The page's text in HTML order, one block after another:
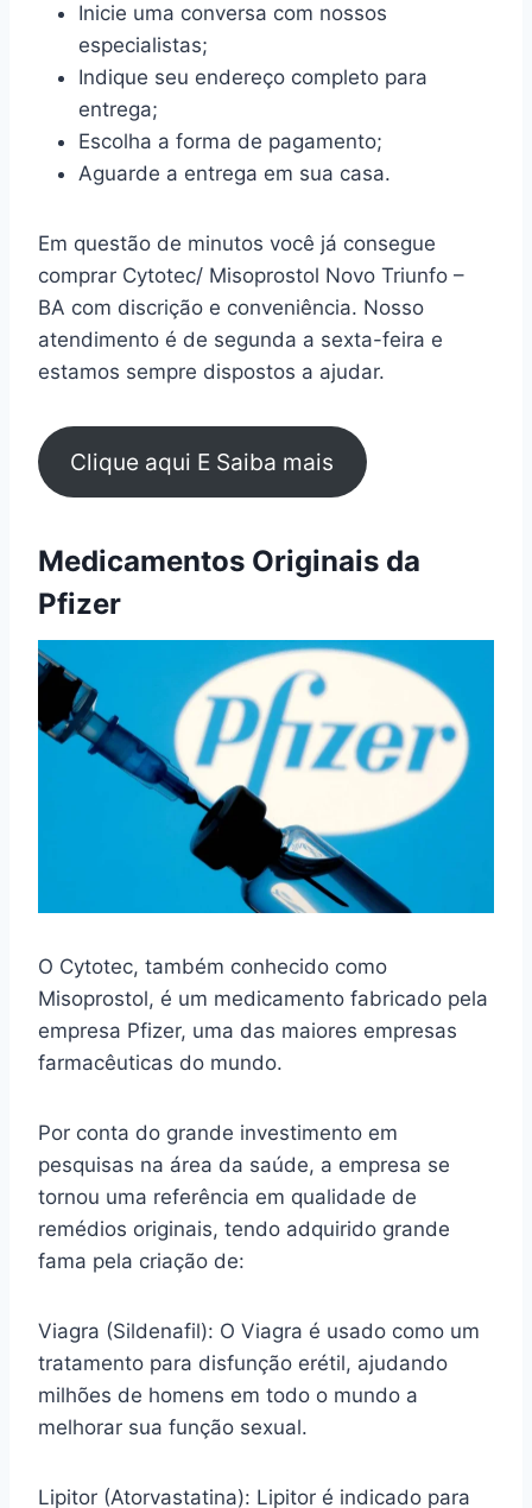
Inicie uma conversa com nossos
especialistas;
Indique seu endereço completo para
entrega;
Escolha a forma de pagamento;
Aguarde a entrega em sua casa.
Em questão de minutos você já consegue
comprar Cytotec/ Misoprostol Novo Triunfo –
BA com discrição e conveniência. Nosso
atendimento é de segunda a sexta-feira e
estamos sempre dispostos a ajudar.
Clique aqui E Saiba mais
Medicamentos Originais da
Pfizer
O Cytotec, também conhecido como
Misoprostol, é um medicamento fabricado pela
empresa Pfizer, uma das maiores empresas
farmacêuticas do mundo.
Por conta do grande investimento em
pesquisas na área da saúde, a empresa se
tornou uma referência em qualidade de
remédios originais, tendo adquirido grande
fama pela criação de:
Viagra (Sildenafil): O Viagra é usado como um
tratamento para disfunção erétil, ajudando
milhões de homens em todo o mundo a
melhorar sua função sexual.
Lipitor (Atorvastatina): Lipitor é indicado para